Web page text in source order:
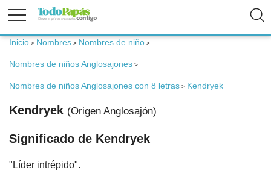
Bebé
Niños
Inicio > Nombres > Nombres de niño >
Nombres de niños Anglosajones >
Nombres de niños Anglosajones con 8 letras > Kendryek
Kendryek (Origen Anglosajón)
Significado de Kendryek
"Líder intrépido".